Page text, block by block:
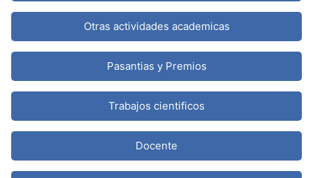
Otras actividades academicas
Pasantias y Premios
Trabajos cientificos
Docente